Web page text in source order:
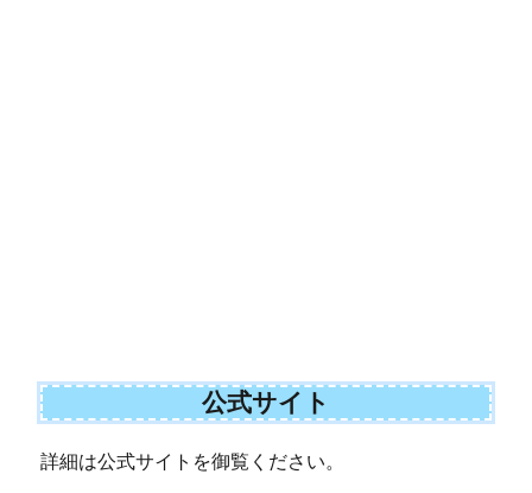
公式サイト
詳細は公式サイトを御覧ください。